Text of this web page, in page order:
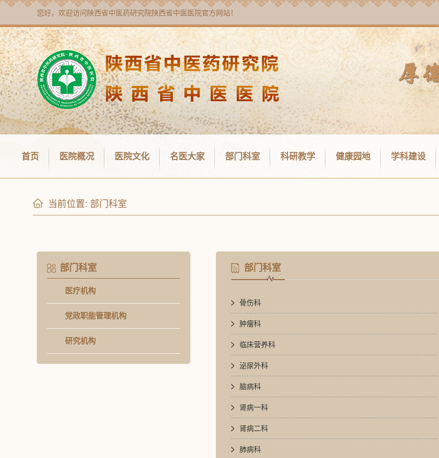
您好，欢迎访问 陕西省中医药研究院陕西省中医医院官方网站！
首页 医院概况 医院文化 名医大家 部门科室 科研教学 健康园地 学科建设
当前位置: 部门科室
部门科室
医疗机构
党政职能管理机构
研究机构
部门科室
骨伤科
肿瘤科
临床营养科
泌尿外科
脑病科
肾病一科
肾病二科
肺病科